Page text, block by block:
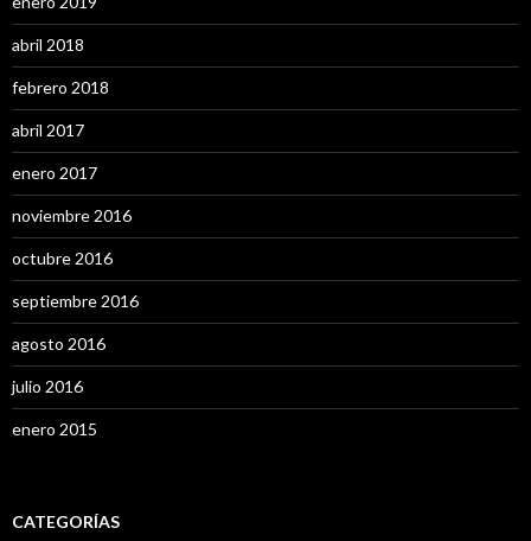
abril 2018
febrero 2018
abril 2017
enero 2017
noviembre 2016
octubre 2016
septiembre 2016
agosto 2016
julio 2016
enero 2015
CATEGORÍAS